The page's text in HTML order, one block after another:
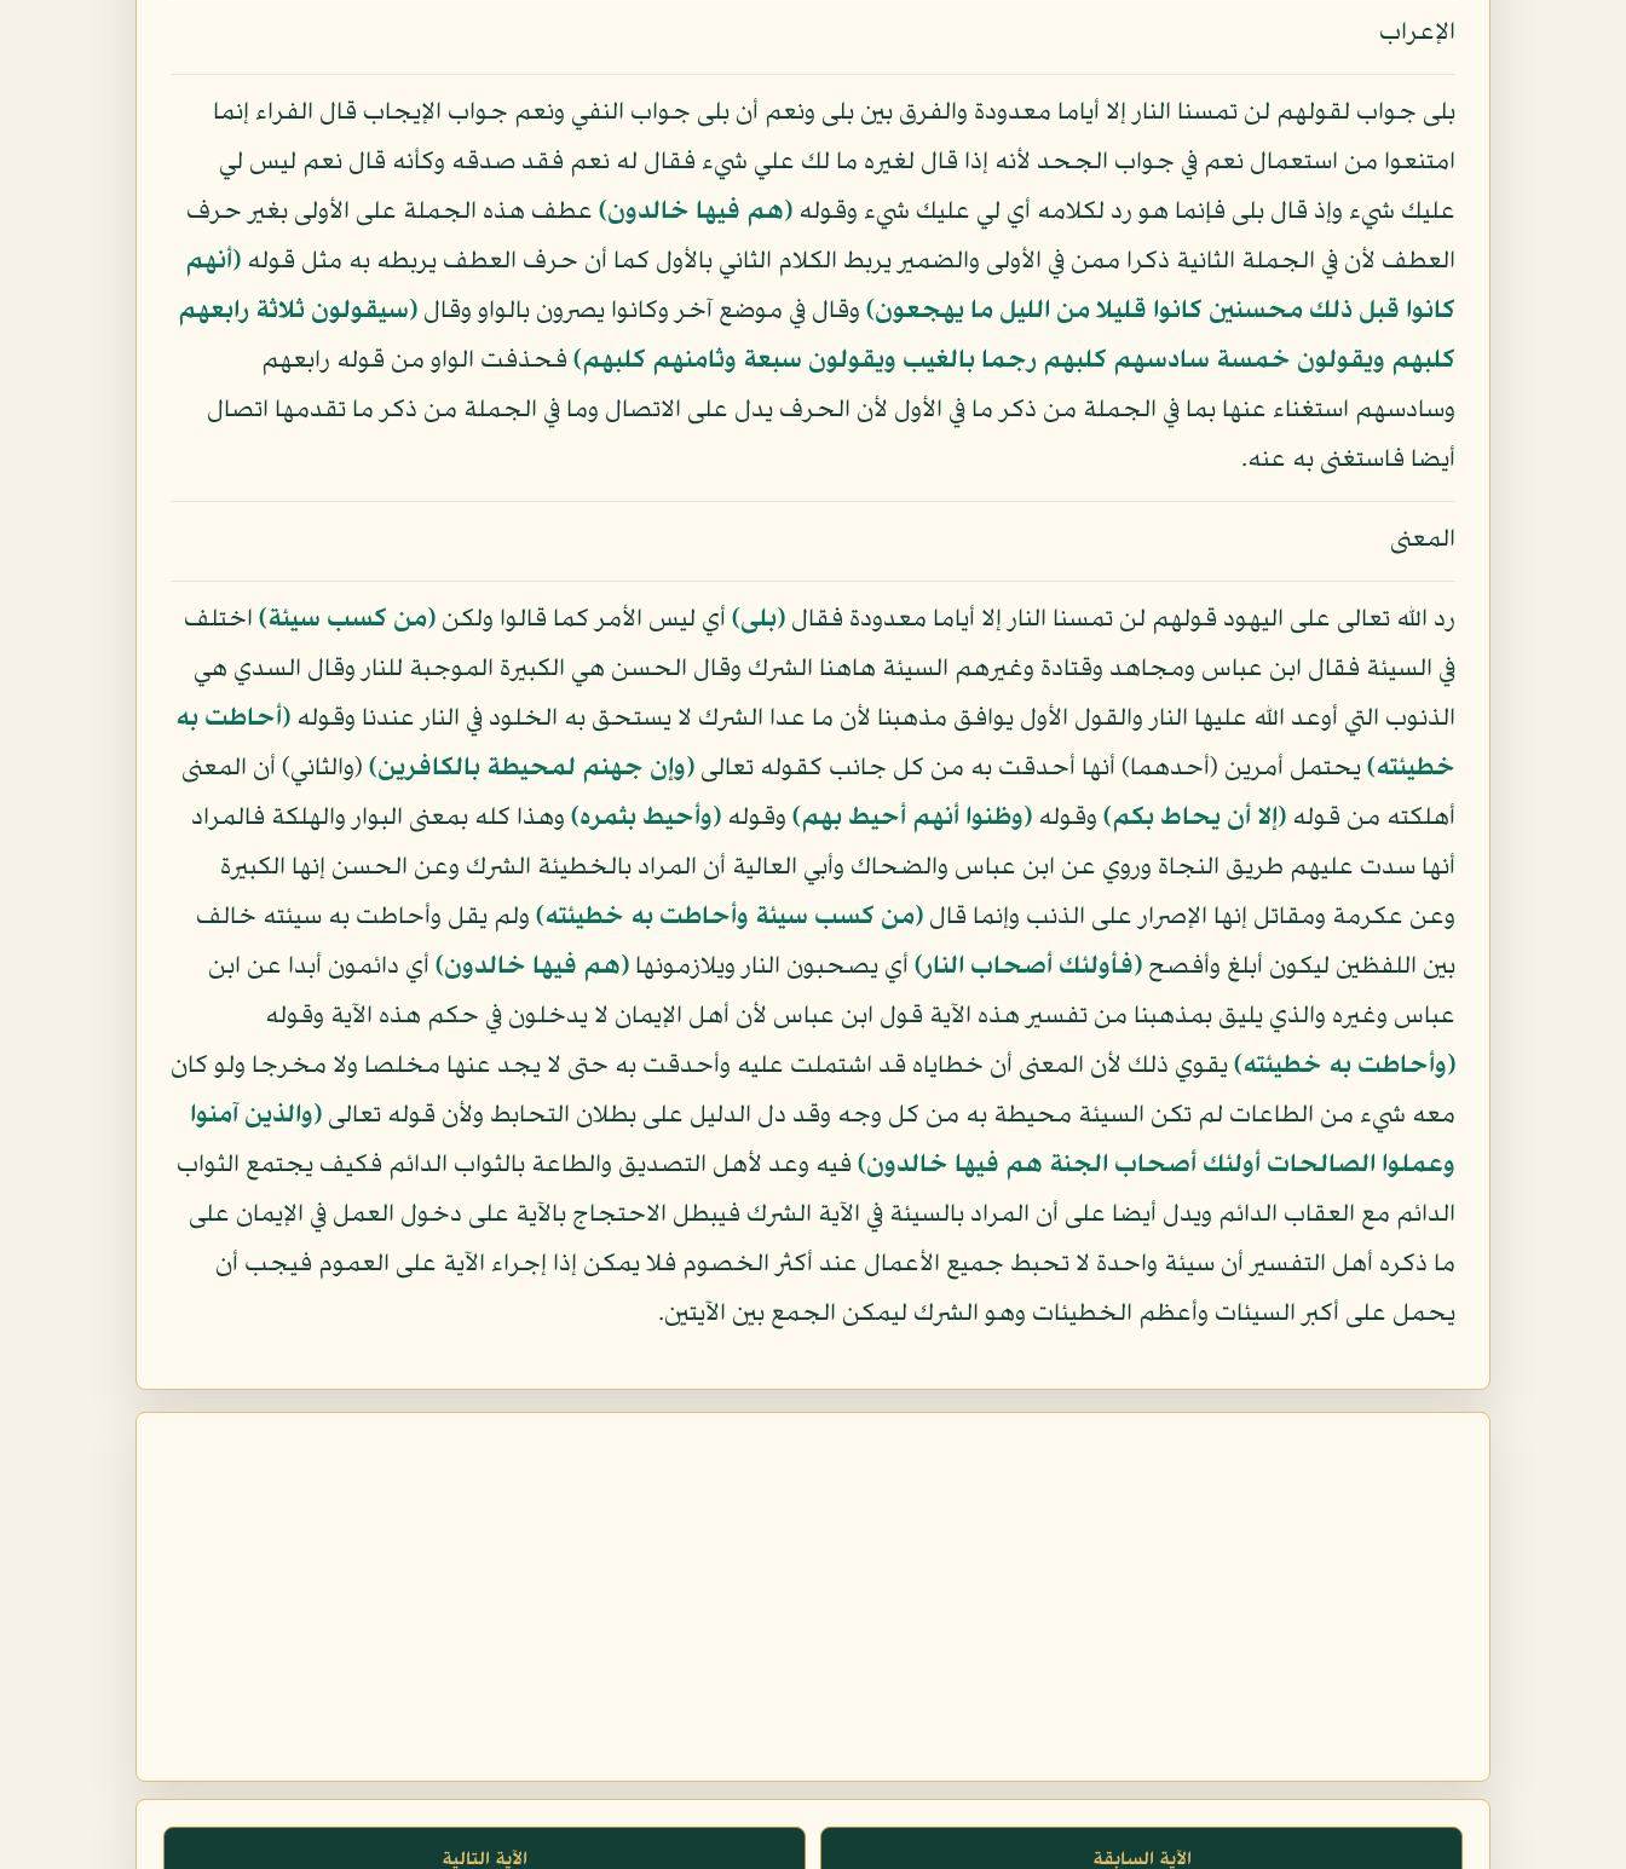
الإعراب
بلى جواب لقولهم لن تمسنا النار إلا أياما معدودة والفرق بين بلى ونعم أن بلى جواب النفي ونعم جواب الإيجاب قال الفراء إنما
امتنعوا من استعمال نعم في جواب الجحد لأنه إذا قال لغيره ما لك علي شيء فقال له نعم فقد صدقه وكأنه قال نعم ليس لي
عليك شيء وإذ قال بلى فإنما هو رد لكلامه أي لي عليك شيء وقوله ﴿هم فيها خالدون﴾ عطف هذه الجملة على الأولى بغير حرف
العطف لأن في الجملة الثانية ذكرا ممن في الأولى والضمير يربط الكلام الثاني بالأول كما أن حرف العطف يربطه به مثل قوله ﴿أنهم
كانوا قبل ذلك محسنين كانوا قليلا من الليل ما يهجعون﴾ وقال في موضع آخر وكانوا يصرون بالواو وقال ﴿سيقولون ثلاثة رابعهم
كلبهم ويقولون خمسة سادسهم كلبهم رجما بالغيب ويقولون سبعة وثامنهم كلبهم﴾ فحذفت الواو من قوله رابعهم
وسادسهم استغناء عنها بما في الجملة من ذكر ما في الأول لأن الحرف يدل على الاتصال وما في الجملة من ذكر ما تقدمها اتصال
أيضا فاستغنى به عنه.
المعنى
رد الله تعالى على اليهود قولهم لن تمسنا النار إلا أياما معدودة فقال ﴿بلى﴾ أي ليس الأمر كما قالوا ولكن ﴿من كسب سيئة﴾ اختلف
في السيئة فقال ابن عباس ومجاهد وقتادة وغيرهم السيئة هاهنا الشرك وقال الحسن هي الكبيرة الموجبة للنار وقال السدي هي
الذنوب التي أوعد الله عليها النار والقول الأول يوافق مذهبنا لأن ما عدا الشرك لا يستحق به الخلود في النار عندنا وقوله ﴿أحاطت به
خطيئته﴾يحتمل أمرين (أحدهما) أنها أحدقت به من كل جانب كقوله تعالى ﴿وإن جهنم لمحيطة بالكافرين﴾ (والثاني) أن المعنى
أهلكته من قوله ﴿إلا أن يحاط بكم﴾ وقوله ﴿وظنوا أنهم أحيط بهم﴾ وقوله ﴿وأحيط بثمره﴾ وهذا كله بمعنى البوار والهلكة فالمراد
أنها سدت عليهم طريق النجاة وروي عن ابن عباس والضحاك وأبي العالية أن المراد بالخطيئة الشرك وعن الحسن إنها الكبيرة
وعن عكرمة ومقاتل إنها الإصرار على الذنب وإنما قال ﴿من كسب سيئة وأحاطت به خطيئته﴾ ولم يقل وأحاطت به سيئته خالف
بين اللفظين ليكون أبلغ وأفصح ﴿فأولئك أصحاب النار﴾ أي يصحبون النار ويلازمونها ﴿هم فيها خالدون﴾ أي دائمون أبدا عن ابن
عباس وغيره والذي يليق بمذهبنا من تفسير هذه الآية قول ابن عباس لأن أهل الإيمان لا يدخلون في حكم هذه الآية وقوله
﴿وأحاطت به خطيئته﴾يقوي ذلك لأن المعنى أن خطاياه قد اشتملت عليه وأحدقت به حتى لا يجد عنها مخلصا ولا مخرجا ولو كان
معه شيء من الطاعات لم تكن السيئة محيطة به من كل وجه وقد دل الدليل على بطلان التحابط ولأن قوله تعالى ﴿والذين آمنوا
وعملوا الصالحات أولئك أصحاب الجنة هم فيها خالدون﴾ فيه وعد لأهل التصديق والطاعة بالثواب الدائم فكيف يجتمع الثواب
الدائم مع العقاب الدائم ويدل أيضا على أن المراد بالسيئة في الآية الشرك فيبطل الاحتجاج بالآية على دخول العمل في الإيمان على
ما ذكره أهل التفسير أن سيئة واحدة لا تحبط جميع الأعمال عند أكثر الخصوم فلا يمكن إذا إجراء الآية على العموم فيجب أن
يحمل على أكبر السيئات وأعظم الخطيئات وهو الشرك ليمكن الجمع بين الآيتين.
الآية السابقة الآية التالية